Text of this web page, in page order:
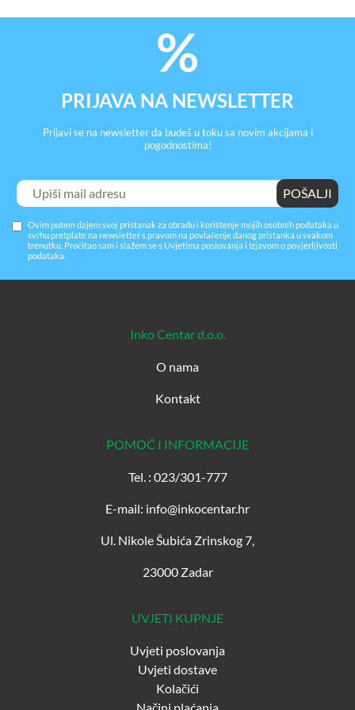
PRIJAVA NA NEWSLETTER
Prijavi se na newsletter da budeš u toku sa novim akcijama i
pogodnostima!
Ovim putem dajem svoj pristanak za obradu i korištenje mojih osobnih podataka u
svrhu pretplate na newsletter s pravom na povlačenje danog pristanka u svakom
trenutku. Pročitao sam i slažem se s Uvjetima poslovanja i Izjavom o povjerljivosti
podataka
Inko Centar d.o.o.
O nama
Kontakt
POMOĆ I INFORMACIJE
Tel. : 023/301-777
E-mail: info@inkocentar.hr
Ul. Nikole Šubića Zrinskog 7,
23000 Zadar
UVJETI KUPNJE
Uvjeti poslovanja
Uvjeti dostave
Kolačići
Načini plaćanja